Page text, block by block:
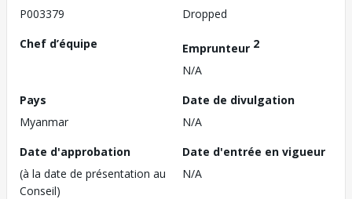
P003379
Dropped
Chef d’équipe
Emprunteur 2
N/A
Pays
Myanmar
Date de divulgation
N/A
Date d'approbation
(à la date de présentation au
Conseil)
Date d'entrée en vigueur
N/A